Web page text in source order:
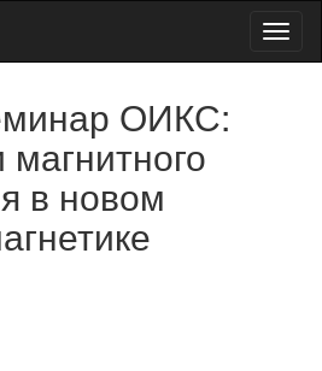
ОИКС:
в новом